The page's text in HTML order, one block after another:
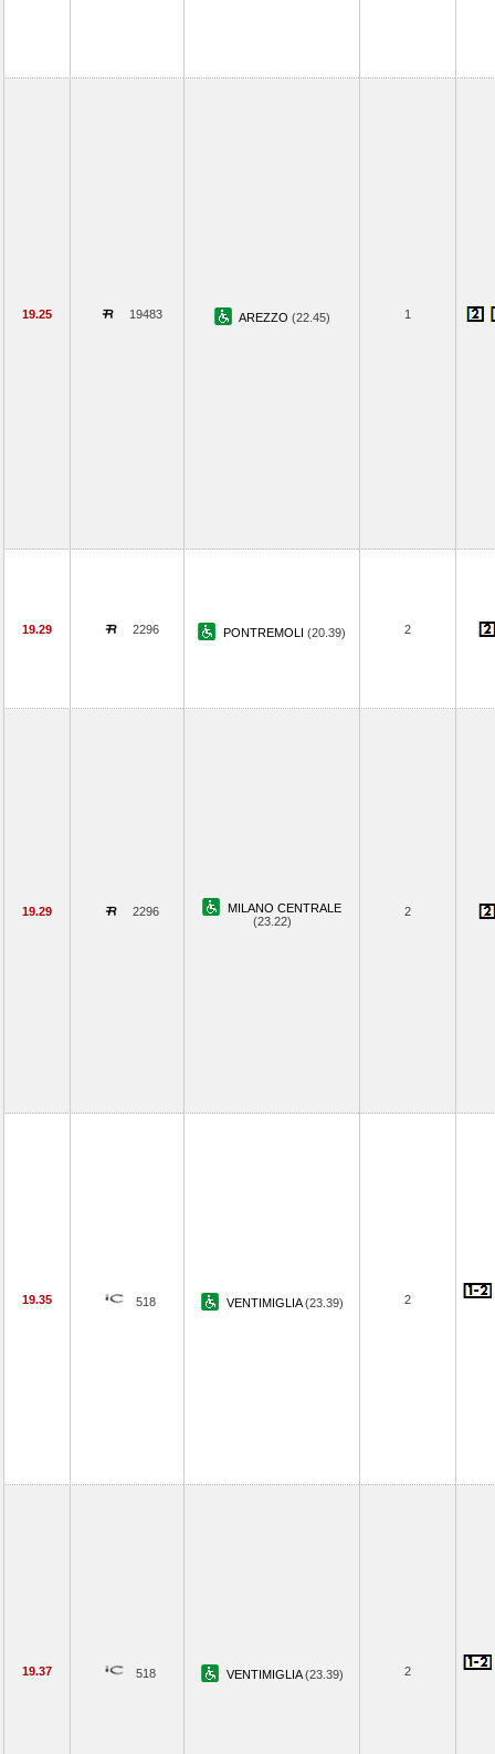
19.25 19483 AREZZO (22.45) 1
19.29 2296 PONTREMOLI (20.39) 2
19.29 2296
MILANO CENTRALE
(23.22)
2
19.35 518 VENTIMIGLIA(23.39) 2
19.37 518 VENTIMIGLIA(23.39) 2